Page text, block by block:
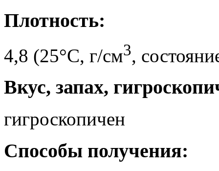
Плотность:
4,8 (25°C, г/см3,
Вкус, запах,
гигроскопичен
Способы получения: